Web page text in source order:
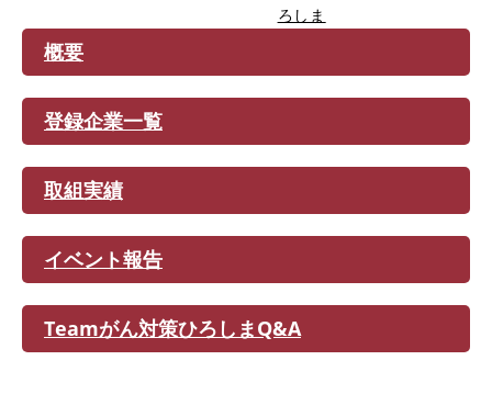
ろしま
概要
登録企業一覧
取組実績
イベント報告
Teamがん対策ひろしまQ&A